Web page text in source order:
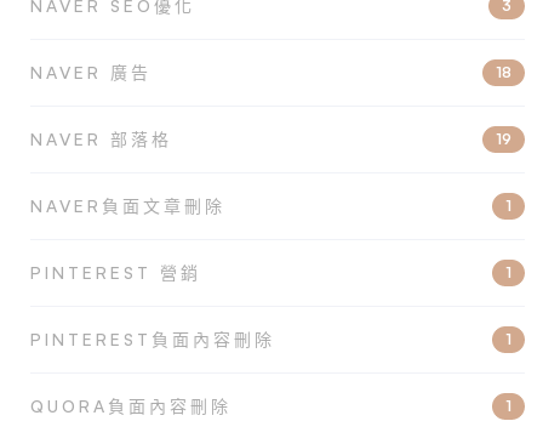
NAVER SEO優化 3
NAVER 廣告 18
NAVER 部落格 19
NAVER負面文章刪除 1
PINTEREST 營銷 1
PINTEREST負面內容刪除 1
QUORA負面內容刪除 1